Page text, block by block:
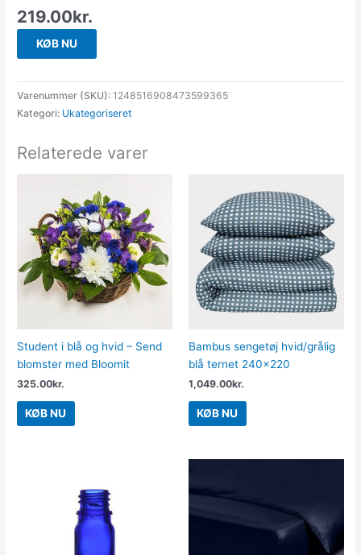
219.00kr.
KØB NU
Varenummer (SKU): 1248516908473599365
Kategori: Ukategoriseret
Relaterede varer
Student i blå og hvid – Send
blomster med Bloomit
325.00kr.
KØB NU
Bambus sengetøj hvid/grålig
blå ternet 240×220
1,049.00kr.
KØB NU